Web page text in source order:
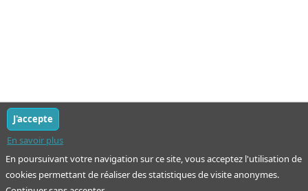
En poursuivant votre navigation sur ce site, vous acceptez l'utilisation de
cookies permettant de réaliser des statistiques de visite anonymes.
En savoir plus
J'accepte